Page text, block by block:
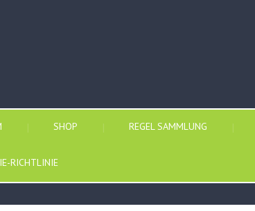
SHOP REGEL SAMMLUNG
RICHTLINIE